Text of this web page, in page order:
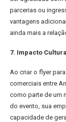
parcerias ou
vantagens
ainda mais a
7. Impacto
Ao criar o flyer
comerciais entre
como parte de um
do evento, sua
capacidade de